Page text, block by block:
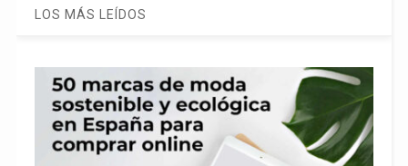
LOS MÁS LEÍDOS